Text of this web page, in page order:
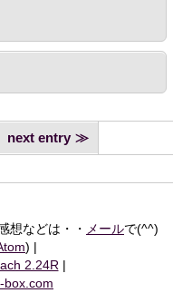
next entry
想などは・・ メールで(^^)
)
2.24R
box.com